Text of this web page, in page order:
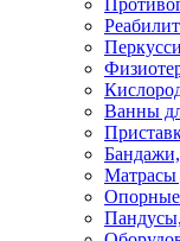
Ванны
Матрасы
Опорные